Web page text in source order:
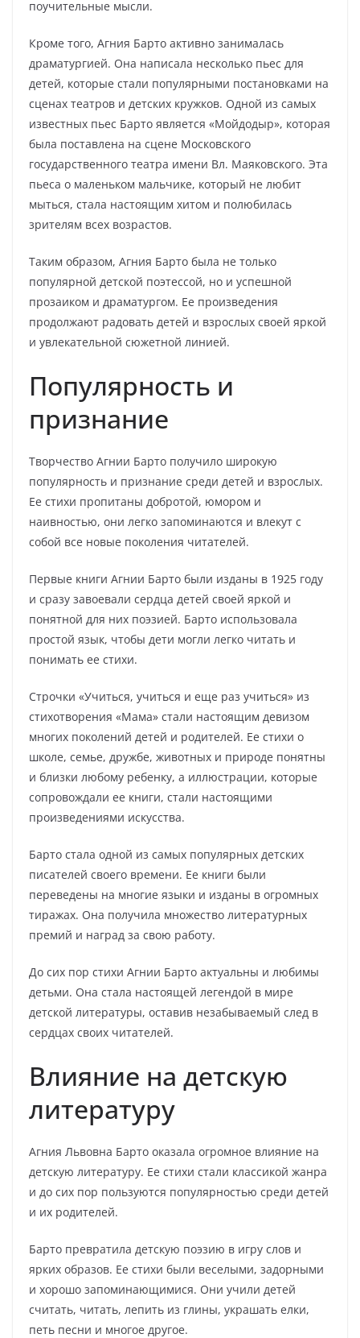
поучительные мысли.
Кроме того, Агния Барто активно занималась
драматургией. Она написала несколько пьес для
детей, которые стали популярными постановками на
сценах театров и детских кружков. Одной из самых
известных пьес Барто является «Мойдодыр», которая
была поставлена на сцене Московского
государственного театра имени Вл. Маяковского. Эта
пьеса о маленьком мальчике, который не любит
мыться, стала настоящим хитом и полюбилась
зрителям всех возрастов.
Таким образом, Агния Барто была не только
популярной детской поэтессой, но и успешной
прозаиком и драматургом. Ее произведения
продолжают радовать детей и взрослых своей яркой
и увлекательной сюжетной линией.
Популярность и
признание
Творчество Агнии Барто получило широкую
популярность и признание среди детей и взрослых.
Ее стихи пропитаны добротой, юмором и
наивностью, они легко запоминаются и влекут с
собой все новые поколения читателей.
Первые книги Агнии Барто были изданы в 1925 году
и сразу завоевали сердца детей своей яркой и
понятной для них поэзией. Барто использовала
простой язык, чтобы дети могли легко читать и
понимать ее стихи.
Строчки «Учиться, учиться и еще раз учиться» из
стихотворения «Мама» стали настоящим девизом
многих поколений детей и родителей. Ее стихи о
школе, семье, дружбе, животных и природе понятны
и близки любому ребенку, а иллюстрации, которые
сопровождали ее книги, стали настоящими
произведениями искусства.
Барто стала одной из самых популярных детских
писателей своего времени. Ее книги были
переведены на многие языки и изданы в огромных
тиражах. Она получила множество литературных
премий и наград за свою работу.
До сих пор стихи Агнии Барто актуальны и любимы
детьми. Она стала настоящей легендой в мире
детской литературы, оставив незабываемый след в
сердцах своих читателей.
Влияние на детскую
литературу
Агния Львовна Барто оказала огромное влияние на
детскую литературу. Ее стихи стали классикой жанра
и до сих пор пользуются популярностью среди детей
и их родителей.
Барто превратила детскую поэзию в игру слов и
ярких образов. Ее стихи были веселыми, задорными
и хорошо запоминающимися. Они учили детей
считать, читать, лепить из глины, украшать елки,
петь песни и многое другое.